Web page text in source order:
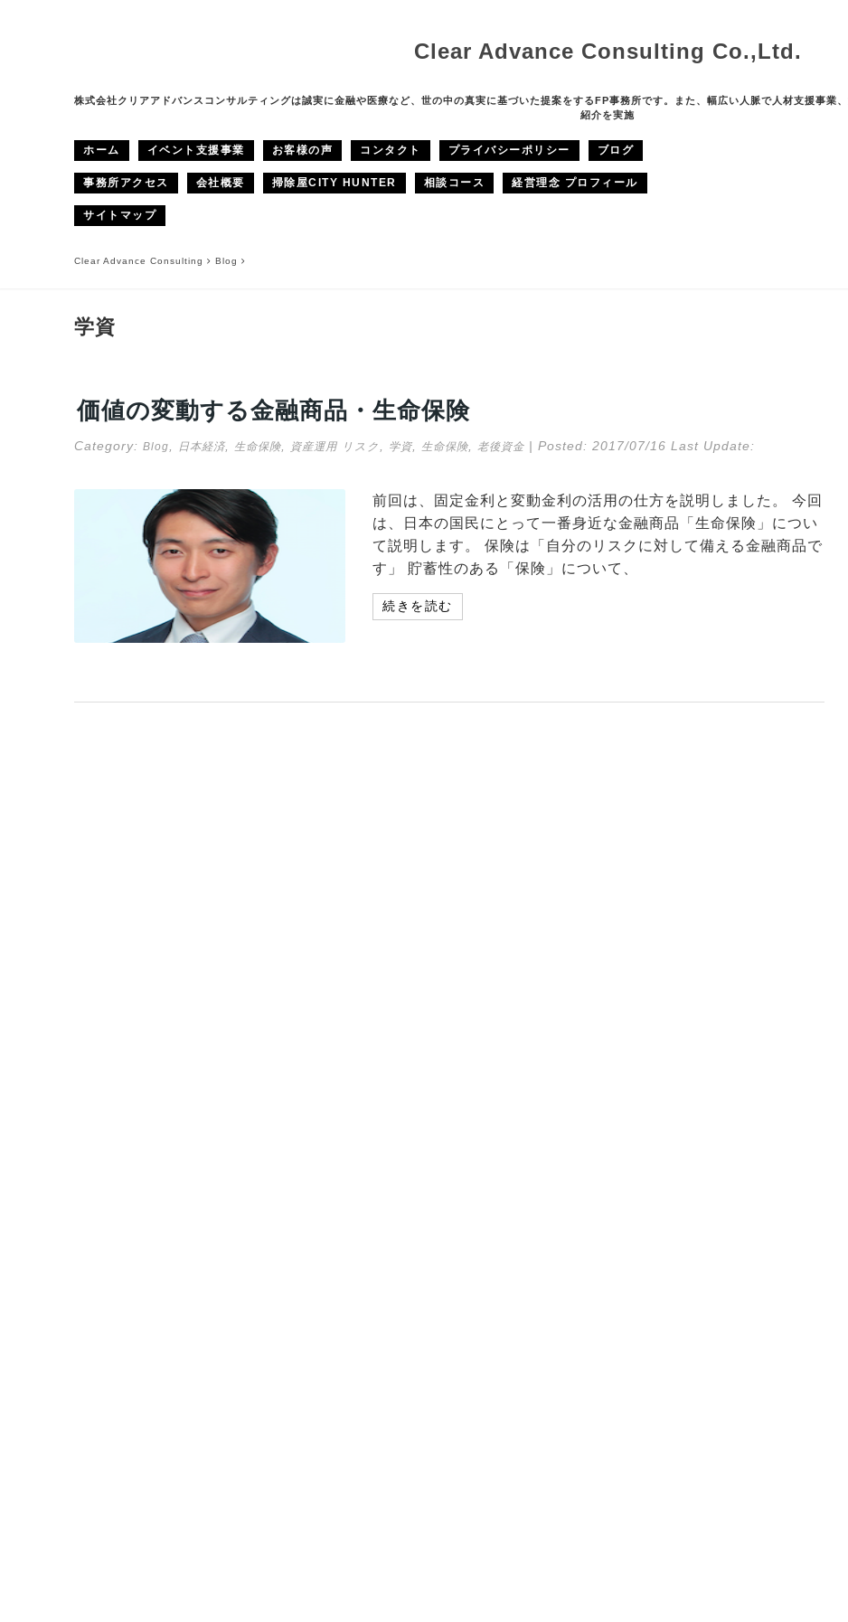
Clear Advance Consulting Co.,Ltd.
株式会社クリアアドバンスコンサルティングは誠実に金融や医療など、世の中の真実に基づいた提案をするFP事務所です。また、幅広い人脈で人材支援事業
紹介を実施
ホーム イベント支援事業 お客様の声 コンタクト プライバシーポリシー ブログ
事務所アクセス 会社概要 掃除屋CITY HUNTER 相談コース 経営理念 プロフィール
サイトマップ
Clear Advance Consulting Blog
学資
価値の変動する金融商品・生命保険
Category: Blog 日本経済 生命保険 資産運用 リスク 学資 生命保険 老後資金 | Posted: 2017/07/16 Last Update:
前回は、固定金利と変動金利の活用の仕方を説明しました。 今回
は、日本の国民にとって一番身近な金融商品「生命保険」につい
て説明します。 保険は「自分のリスクに対して備える金融商品で
す」 貯蓄性のある「保険」について、
続きを読む